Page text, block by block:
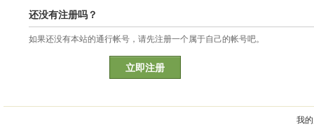
还没有注册吗？
如果还没有本站的通行帐号，请先注册一个属于自己的帐号吧。
立即注册
我